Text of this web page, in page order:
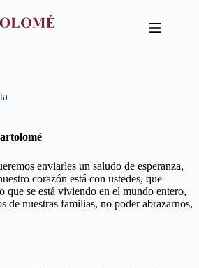
enviarles un saludo de esperanza,
corazón está con ustedes, que
que se está viviendo en el mundo entero,
de nuestras familias, no poder abrazarnos,